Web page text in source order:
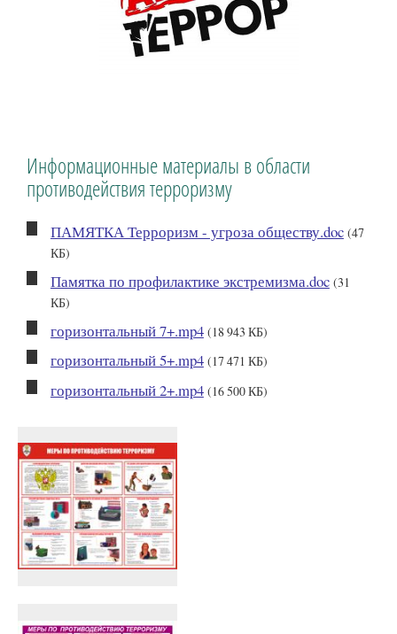
Информационные материалы в области
противодействия терроризму
ПАМЯТКА Терроризм - угроза обществу.doc (47
КБ)
Памятка по профилактике экстремизма.doc (31
КБ)
горизонтальный 7+.mp4 (18 943 КБ)
горизонтальный 5+.mp4 (17 471 КБ)
горизонтальный 2+.mp4 (16 500 КБ)